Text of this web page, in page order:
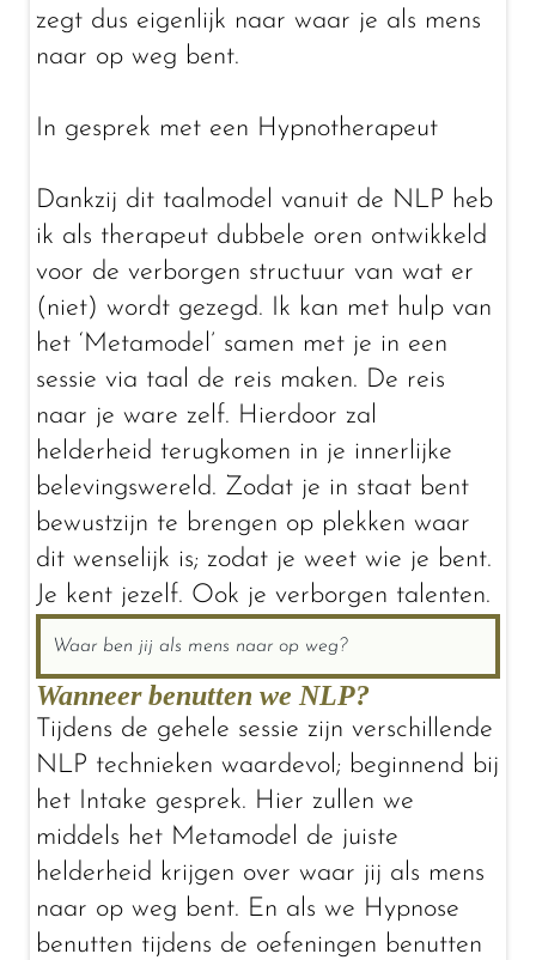
zegt dus eigenlijk naar waar je als mens
naar op weg bent.
In gesprek met een Hypnotherapeut
Dankzij dit taalmodel vanuit de NLP heb
ik als therapeut dubbele oren ontwikkeld
voor de verborgen structuur van wat er
(niet) wordt gezegd. Ik kan met hulp van
het ‘Metamodel’ samen met je in een
sessie via taal de reis maken. De reis
naar je ware zelf. Hierdoor zal
helderheid terugkomen in je innerlijke
belevingswereld. Zodat je in staat bent
bewustzijn te brengen op plekken waar
dit wenselijk is; zodat je weet wie je bent.
Je kent jezelf. Ook je verborgen talenten.
Waar ben jij als mens naar op weg?
Wanneer benutten we NLP?
Tijdens de gehele sessie zijn verschillende
NLP technieken waardevol; beginnend bij
het Intake gesprek. Hier zullen we
middels het Metamodel de juiste
helderheid krijgen over waar jij als mens
naar op weg bent. En als we Hypnose
benutten tijdens de oefeningen benutten